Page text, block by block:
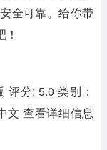
全可靠。给你带
分: 5.0 类别：
查看详细信息